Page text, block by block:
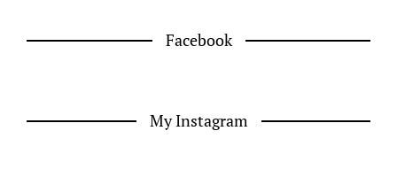
Facebook
My Instagram